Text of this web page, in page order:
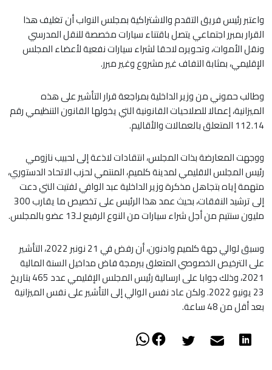
واعتبر رئيس فريق التقدم والاشتراكية بمجلس النواب أن تغليف هذا
القرار بمبرر اجتماعي يتصل باقتناء سيارات مخصصة للنقل المدرسي
ونقل الأموات، وتحويره لاحقا لشراء سيارات نفعية لأعضاء المجلس
الإقليمي، بمثابة التفاف غير مشروع وغير مبرر.
وطالب حموني من وزير الداخلية بمراجعة قرار التأشير على هذه
الميزانية، إعمالا للصلاحيات القانونية التي يخولها القانون التنظيمي رقم
112.14 المتعلق بالعمالات والأقاليم.
ووجهت المعارضة بذات المجلس، انتقادات لاذعة إلى لحبيب نازومي
رئيس المجلس الاقليمي لمدينة كلميم، المنتمي لحزب الاتحاد الدستوري،
متهمة إياه بتجاهل مذكرة وزير الداخلية عبد الوافي لفتيت التي دعت
إلى ترشيد النفقات، بحيث عمد هذا الرئيس على تخصيص ما يقارب 300
مليون سنتيم من أجل شراء سيارات من النوع الرفيع لـ13 عضو بالمجلس.
وسبق لوالي جهة كلميم وادنون، أن رفض في 21 نونبر 2022، التأشير
على الترخيص الخصوصي المتعلق ببرمجة فاض مداخيل السنة المالية
2021، وذلك جوابا على ارسالية رئيس المجلس الإقليمي عدد 465 بتاريخ
23 يونيو 2022. ولكن عاد نفس الوالي إلى التأشير على نفس الميزانية
بعد أقل من 48 ساعة.